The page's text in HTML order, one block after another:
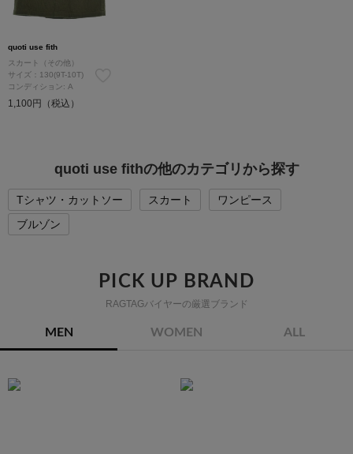
quoti use fith
スカート（その他）
サイズ：130(9T-10T)
コンディション: A
1,100円（税込）
quoti use fithの他のカテゴリから探す
Tシャツ・カットソー スカート
ワンピース
ブルゾン
PICK UP BRAND
RAGTAGバイヤーの厳選ブランド
MEN WOMEN ALL